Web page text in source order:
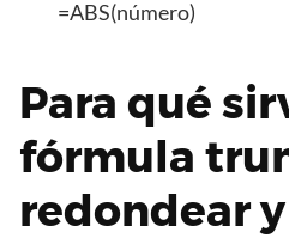
=ABS(número)
Para qué
fórmula
redondear